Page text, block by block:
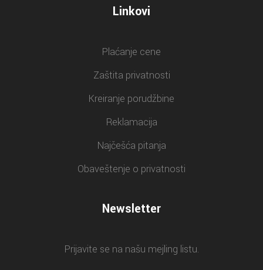
Linkovi
Plaćanje cene
Zaštita privatnosti
Kreiranje porudžbine
Reklamacija
Najčešća pitanja
Obaveštenje o privatnosti
Newsletter
Prijavite se na našu mejling listu.